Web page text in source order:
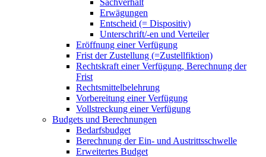
Erwägungen
Entscheid (= Dispositiv)
Unterschrift/-en und Verteiler
Eröffnung einer Verfügung
Frist der Zustellung (=Zustellfiktion)
Rechtskraft einer Verfügung, Berechnung der
Frist
Rechtsmittelbelehrung
Vorbereitung einer Verfügung
Vollstreckung einer Verfügung
Budgets und Berechnungen
Bedarfsbudget
Berechnung der Ein- und Austrittsschwelle
Erweitertes Budget